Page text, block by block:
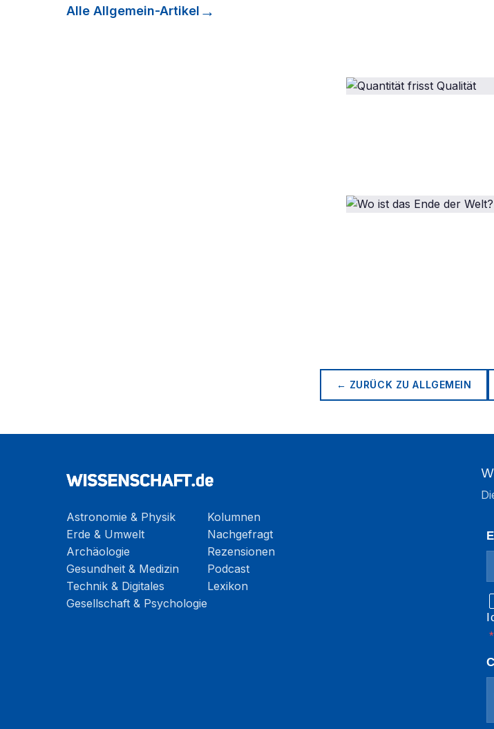
Alle Allgemein-Artikel
← ZURÜCK ZUALLGEMEIN
Astronomie & Physik
Erde & Umwelt
Archäologie
Gesundheit & Medizin
Technik & Digitales
Gesellschaft & Psychologie
Kolumnen
Nachgefragt
Rezensionen
Podcast
Lexikon